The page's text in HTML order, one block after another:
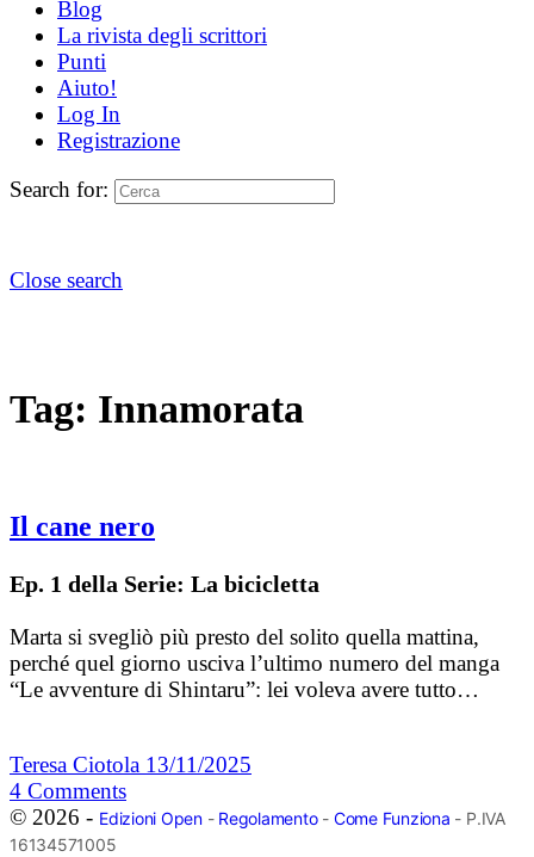
Blog
La rivista degli scrittori
Punti
Aiuto!
Log In
Registrazione
Search for:
Close search
Tag: Innamorata
Il cane nero
Ep. 1 della Serie: La bicicletta
Marta si svegliò più presto del solito quella mattina,
perché quel giorno usciva l’ultimo numero del manga
“Le avventure di Shintaru”: lei voleva avere tutto…
Teresa Ciotola 13/11/2025
4 Comments
© 2026 - Edizioni Open- Regolamento- Come Funziona - P.IVA
16134571005